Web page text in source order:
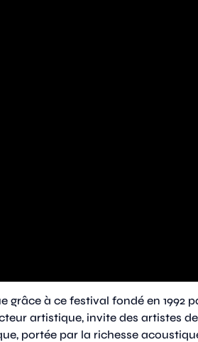
grâce à ce festival fondé en 1992
artistique, invite des artistes de
portée par la richesse